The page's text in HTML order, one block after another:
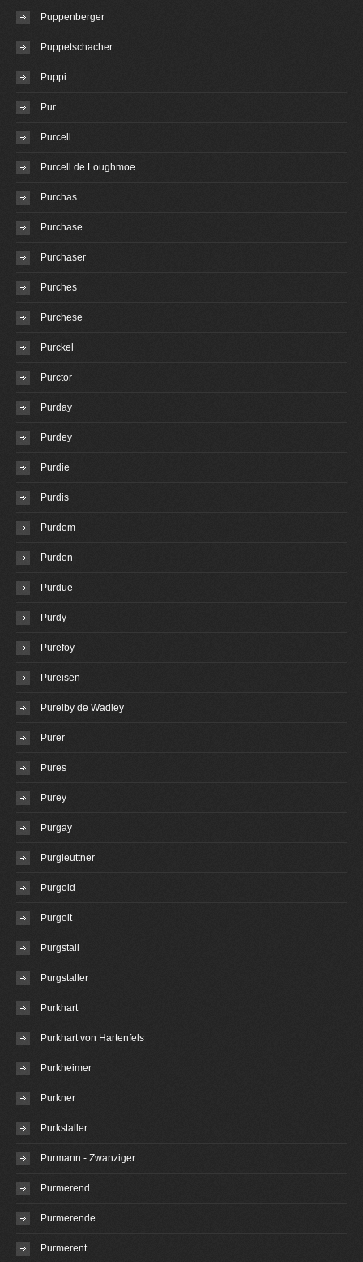
Puppenberger
Puppetschacher
Puppi
Pur
Purcell
Purcell de Loughmoe
Purchas
Purchase
Purchaser
Purches
Purchese
Purckel
Purctor
Purday
Purdey
Purdie
Purdis
Purdom
Purdon
Purdue
Purdy
Purefoy
Pureisen
Purelby de Wadley
Purer
Pures
Purey
Purgay
Purgleuttner
Purgold
Purgolt
Purgstall
Purgstaller
Purkhart
Purkhart von Hartenfels
Purkheimer
Purkner
Purkstaller
Purmann - Zwanziger
Purmerend
Purmerende
Purmerent